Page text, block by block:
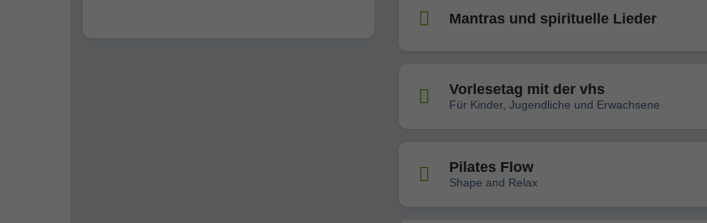
Mantras und spirituelle Lieder
Vorlesetag mit der vhs
Für Kinder, Jugendliche und Erwachsene
Pilates Flow
Shape and Relax